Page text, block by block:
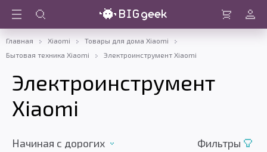
Войти
Главная Xiaomi
Товары для дома Xiaomi
Бытовая техника Xiaomi
Электроинструмент Xiaomi
Электроинструмент
Xiaomi
Начиная с дорогих Фильтры